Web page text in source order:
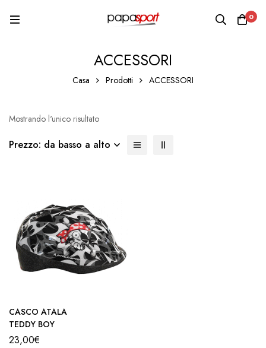
0
ACCESSORI
Casa Prodotti ACCESSORI
Mostrando l'unico risultato
Prezzo: da basso a alto
CASCO ATALA
TEDDY BOY
23,00€